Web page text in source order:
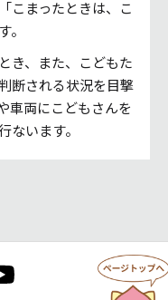
こまったときは、こ
。
き、また、こどもた
断される状況を目撃
車両にこどもさんを
ないます。